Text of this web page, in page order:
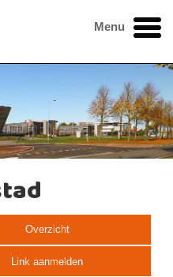
Menu
Overzicht
Link aanmelden